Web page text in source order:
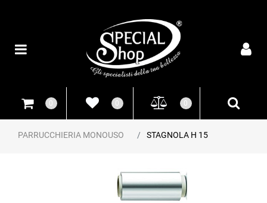
0 0 0
PARRUCCHIERIA MONOUSO STAGNOLA H 15